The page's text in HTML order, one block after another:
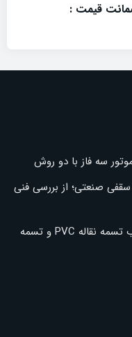
قیمت :
سه فاز با دو روش
صنعتی؛ از بررسی فنی
انواع تسمه نقاله: راهنمای کامل انتخاب تسمه نقاله PVC و تسمه